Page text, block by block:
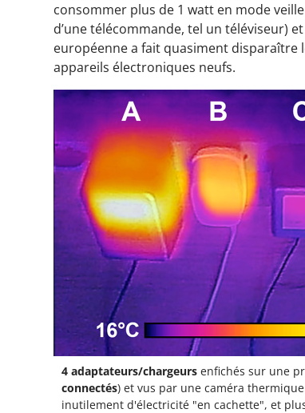
consommer plus de 1 watt en mode
d’une télécommande, tel un téléviseur)
européenne a fait quasiment disparaître
appareils électroniques neufs.
4 adaptateurs/chargeurs enfichés sur une
connectés) et vus par une caméra
inutilement d'électricité "en cachette", et